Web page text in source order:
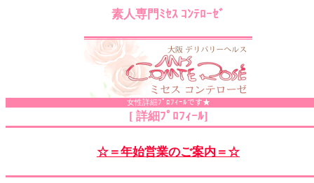
素人専門ﾐｾｽ ｺﾝﾃﾛｰｾﾞ
女性詳細ﾌﾟﾛﾌｨｰﾙです★
[ 詳細ﾌﾟﾛﾌｨｰﾙ]
☆＝年始営業のご案内＝☆